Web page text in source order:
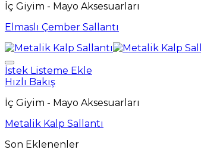
İç Giyim - Mayo Aksesuarları
Elmaslı Çember Sallantı
İstek Listeme Ekle
Hızlı Bakış
İç Giyim - Mayo Aksesuarları
Metalik Kalp Sallantı
Son Eklenenler